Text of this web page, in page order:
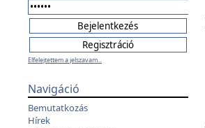
Elfelejtettem a jelszavam...
Navigáció
Bemutatkozás
Hírek